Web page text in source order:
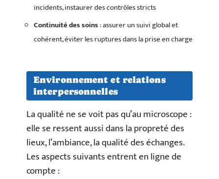
incidents, instaurer des contrôles stricts
Continuité des soins: assurer un suivi global et
cohérent, éviter les ruptures dans la prise en charge
Environnement et relations
interpersonnelles
La qualité ne se voit pas qu’au microscope :
elle se ressent aussi dans la propreté des
lieux, l’ambiance, la qualité des échanges.
Les aspects suivants entrent en ligne de
compte :